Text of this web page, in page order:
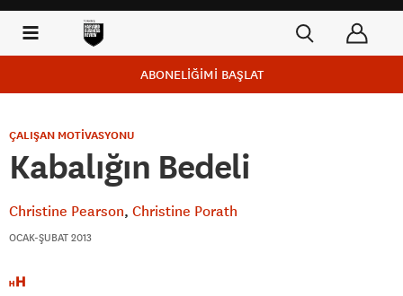
ABONELİĞİMİ BAŞLAT
ÇALIŞAN MOTİVASYONU
Kabalığın Bedeli
Christine Pearson Christine Porath
OCAK-ŞUBAT 2013